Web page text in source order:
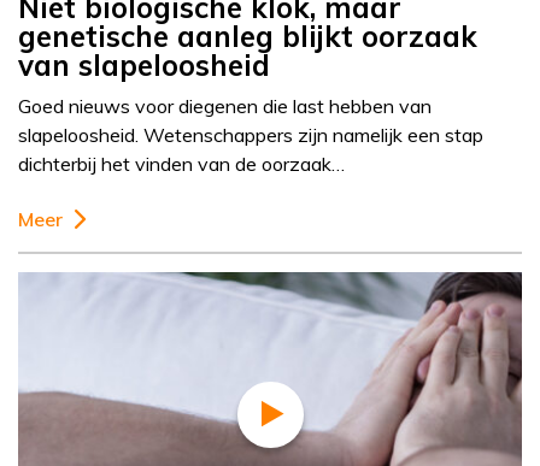
Niet biologische klok, maar
genetische aanleg blijkt oorzaak
van slapeloosheid
Goed nieuws voor diegenen die last hebben van
slapeloosheid. Wetenschappers zijn namelijk een stap
dichterbij het vinden van de oorzaak…
Meer